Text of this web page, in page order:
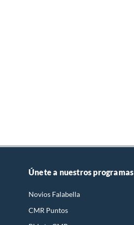
Únete a nuestros programas
Novios Falabella
CMR Puntos